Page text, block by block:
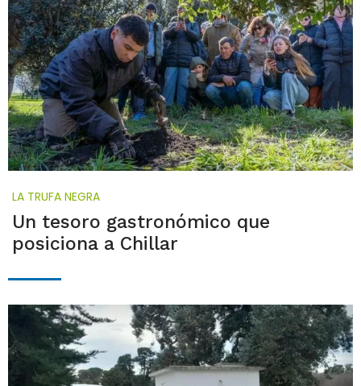
LA TRUFA NEGRA
Un tesoro gastronómico que
posiciona a Chillar